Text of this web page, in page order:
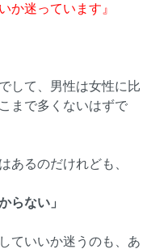
か迷っています』
して、男性は女性に比
まで多くないはずで
あるのだけれども、
らない」
ていいか迷うのも、あ